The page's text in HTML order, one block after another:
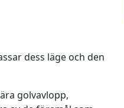
dess läge och den
golvavlopp,